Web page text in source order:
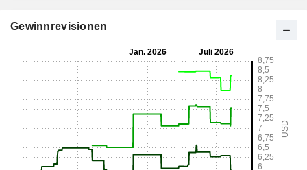
Gewinnrevisionen